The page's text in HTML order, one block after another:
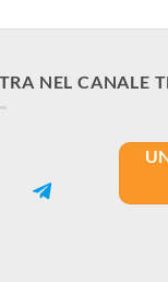
NEL CANALE